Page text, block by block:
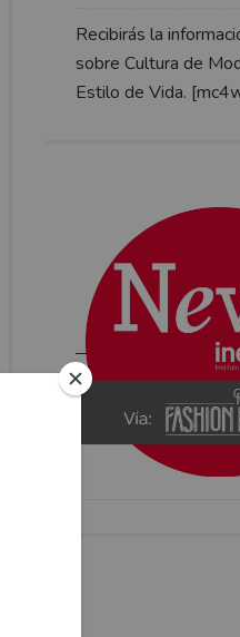
Recibirás la
sobre Cultura de
Estilo de Vida.